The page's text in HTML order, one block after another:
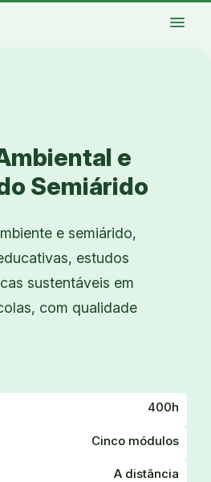
menu
e
Semiárido
e semiárido,
estudos
sustentáveis em
com qualidade
400h
Cinco módulos
A distância